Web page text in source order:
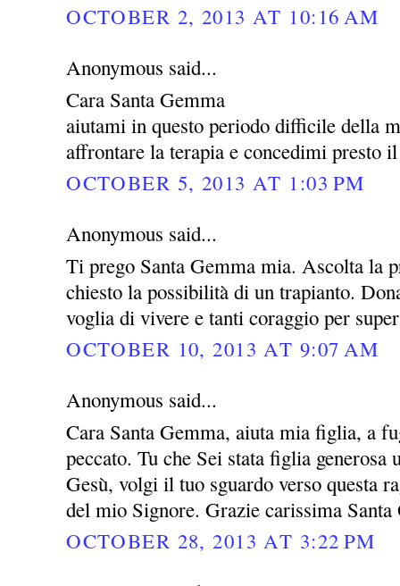
OCTOBER 2, 2013 AT 10:16 AM
Anonymous said...
Cara Santa Gemma
aiutami in questo periodo difficile della
affrontare la terapia e concedimi presto
OCTOBER 5, 2013 AT 1:03 PM
Anonymous said...
Ti prego Santa Gemma mia. Ascolta la
chiesto la possibilità di un trapianto.
voglia di vivere e tanti coraggio per
OCTOBER 10, 2013 AT 9:07 AM
Anonymous said...
Cara Santa Gemma, aiuta mia figlia, a
peccato. Tu che Sei stata figlia generosa
Gesù, volgi il tuo sguardo verso questa
del mio Signore. Grazie carissima Santa
OCTOBER 28, 2013 AT 3:22 PM